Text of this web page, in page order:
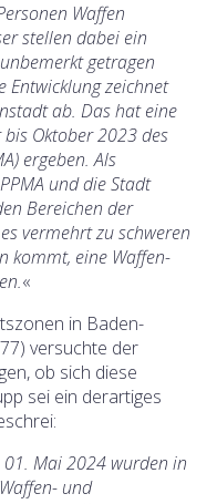
Waffen
stellen dabei ein
getragen
Entwicklung zeichnet
ab. Das hat eine
Oktober 2023 des
ergeben. Als
und die Stadt
Bereichen der
vermehrt zu schweren
kommt, eine Waffen-
«
in Baden-
versuchte der
ob sich diese
sei ein derartiges
Mai 2024 wurden in
und